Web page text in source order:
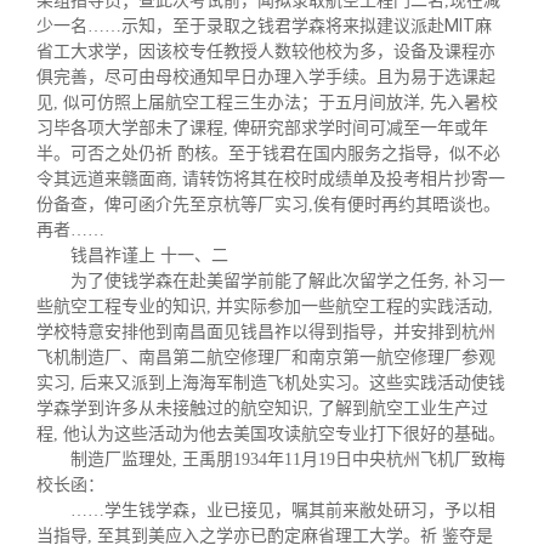
少一名 ……示知，至于录取之钱君学森将来拟建议派赴MIT麻
省工大求学，因该校专任教授人数较他校为多，设备及课程亦
俱完善，尽可由母校通知早日办理入学手续。且为易于选课起
见, 似可仿照上届航空工程三生办法；于五月间放洋, 先入暑校
习毕各项大学部未了课程, 俾研究部求学时间可减至一年或年
半。可否之处仍祈 酌核。至于钱君在国内服务之指导，似不必
令其远道来赣面商, 请转饬将其在校时成绩单及投考相片抄寄一
份备查，俾可函介先至京杭等厂实习,俟有便时再约其晤谈也。
再者……
钱昌祚谨上 十一、二
为了使钱学森在赴美留学前能了解此次留学之任务, 补习一
些航空工程专业的知识, 并实际参加一些航空工程的实践活动,
学校特意安排他到南昌面见钱昌祚以得到指导，并安排到杭州
飞机制造厂、南昌第二航空修理厂和南京第一航空修理厂参观
实习, 后来又派到上海海军制造飞机处实习。这些实践活动使钱
学森学到许多从未接触过的航空知识, 了解到航空工业生产过
程, 他认为这些活动为他去美国攻读航空专业打下很好的基础。
制造厂监理处, 王禹朋1934年11月19日中央杭州飞机厂致梅
校长函：
……学生钱学森，业已接见，嘱其前来敝处研习，予以相
当指导, 至其到美应入之学亦已酌定麻省理工大学。祈 鉴夺是